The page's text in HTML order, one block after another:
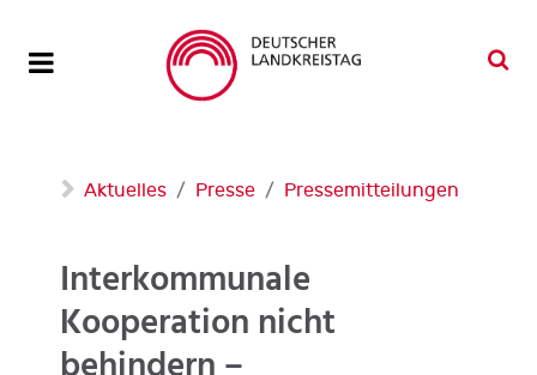
Aktuelles Presse Pressemitteilungen
Interkommunale
Kooperation nicht